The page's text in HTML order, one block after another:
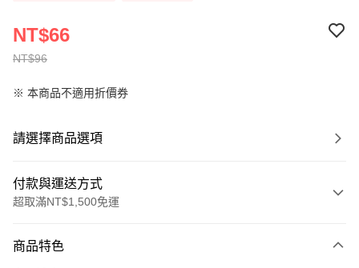
NT$96
NT$66
※ 本商品不適用折價券
請選擇商品選項
付款與運送方式
超取滿NT$1,500免運
信用卡一次付款
商品特色